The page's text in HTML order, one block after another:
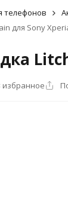
телефонов
для Sony
избранное